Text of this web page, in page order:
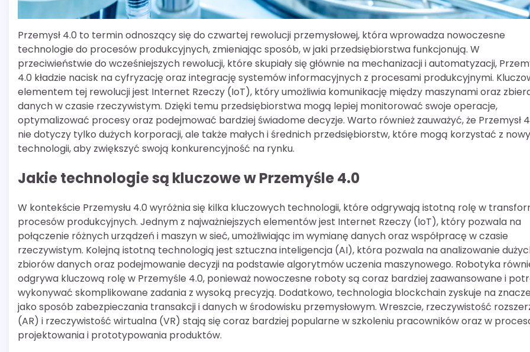
Przemysł 4.0 to termin odnoszący się do czwartej rewolucji przemysłowej, która wprowadza nowoczesne
technologie do procesów produkcyjnych, zmieniając sposób, w jaki przedsiębiorstwa funkcjonują. W
przeciwieństwie do wcześniejszych rewolucji, które skupiały się głównie na mechanizacji i automatyzacji,
4.0 kładzie nacisk na cyfryzację oraz integrację systemów informacyjnych z procesami produkcyjnymi.
elementem tej rewolucji jest Internet Rzeczy (IoT), który umożliwia komunikację między maszynami oraz
danych w czasie rzeczywistym. Dzięki temu przedsiębiorstwa mogą lepiej monitorować swoje operacje,
optymalizować procesy oraz podejmować bardziej świadome decyzje. Warto również zauważyć, że Przemysł
nie dotyczy tylko dużych korporacji, ale także małych i średnich przedsiębiorstw, które mogą korzystać z
technologii, aby zwiększyć swoją konkurencyjność na rynku.
Jakie technologie są kluczowe w Przemyśle 4.0
W kontekście Przemysłu 4.0 wyróżnia się kilka kluczowych technologii, które odgrywają istotną rolę w
procesów produkcyjnych. Jednym z najważniejszych elementów jest Internet Rzeczy (IoT), który pozwala na
połączenie różnych urządzeń i maszyn w sieć, umożliwiając im wymianę danych oraz współpracę w czasie
rzeczywistym. Kolejną istotną technologią jest sztuczna inteligencja (AI), która pozwala na analizowanie
zbiorów danych oraz podejmowanie decyzji na podstawie algorytmów uczenia maszynowego. Robotyka
odgrywa kluczową rolę w Przemyśle 4.0, ponieważ nowoczesne roboty są coraz bardziej zaawansowane i
wykonywać skomplikowane zadania z wysoką precyzją. Dodatkowo, technologia blockchain zyskuje na
jako sposób zabezpieczania transakcji i danych w środowisku przemysłowym. Wreszcie, rzeczywistość
(AR) i rzeczywistość wirtualna (VR) stają się coraz bardziej popularne w szkoleniu pracowników oraz w
projektowania i prototypowania produktów.